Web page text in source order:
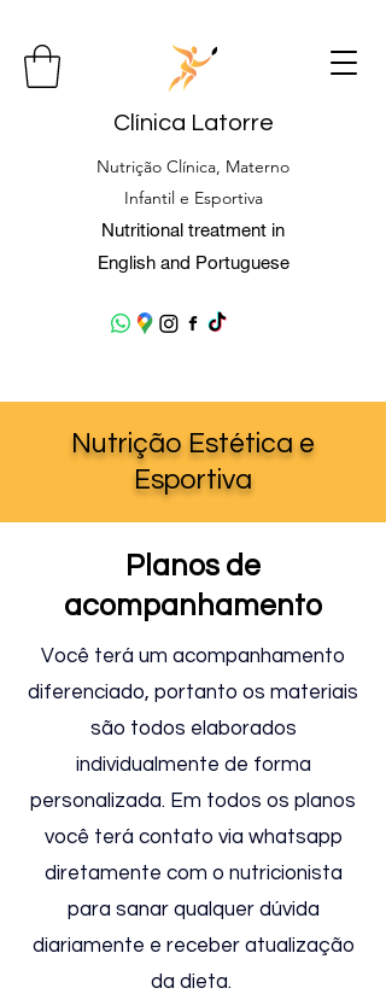
Clínica Latorre
Nutrição Clínica, Materno
Infantil e Esportiva
Nutritional treatment in
English and Portuguese
Nutrição Estética e
Esportiva
Planos de
acompanhamento
Você terá um acompanhamento
diferenciado, portanto os materiais
são todos elaborados
individualmente de forma
personalizada. Em todos os planos
você terá contato via whatsapp
diretamente com o nutricionista
para sanar qualquer dúvida
diariamente e receber atualização
da dieta.